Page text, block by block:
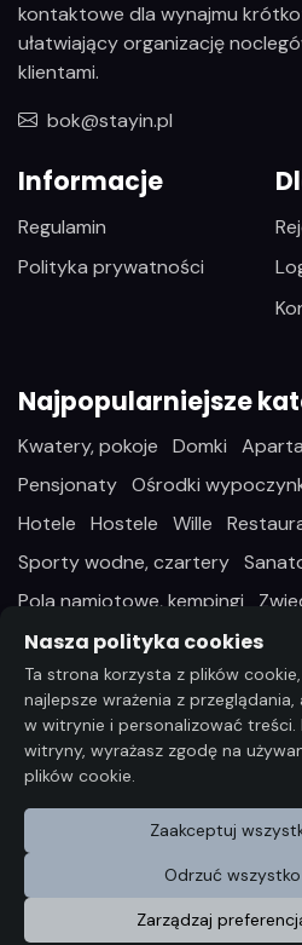
kontaktowe dla wynajmu
ułatwiający organizację
klientami.
bok@stayin.pl
Informacje
Regulamin
Polityka prywatności
Najpopularniejsze
Kwatery, pokoje Domki
Pensjonaty Ośrodki
Hotele
Hostele Wille
Sporty wodne, czartery
Pola namiotowe, kempingi
Wszelkie prawa
Wszelkie informacje i dane
internetowej podlegają ochronie
ustawą z dnia 4 lutego 1994 r. o
pokrewnych (Dz. U. 2006 Nr
Wykorzystywanie danych lub
jakichkolwiek celu wymaga
Compri W razie zapotrzebowania
kontakt na wskazany
Nasza polityka cookies
Ta strona korzysta z plików
najlepsze wrażenia z
w witrynie i personalizować treści.
witryny, wyrażasz zgodę na
plików cookie.
Zaakceptuj
Odrzuć wszystko
Zarządzaj